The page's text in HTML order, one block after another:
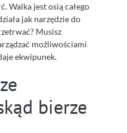
Walka jest osią całego
jak narzędzie do
Musisz
możliwościami
ekwipunek.
bierze